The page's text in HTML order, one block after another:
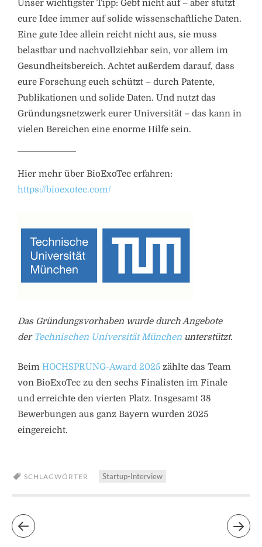
Unser wichtigster Tipp: Gebt nicht auf – aber stützt
eure Idee immer auf solide wissenschaftliche Daten.
Eine gute Idee allein reicht nicht aus, sie muss
belastbar und nachvollziehbar sein, vor allem im
Gesundheitsbereich. Achtet außerdem darauf, dass
eure Forschung euch schützt – durch Patente,
Publikationen und solide Daten. Und nutzt das
Gründungsnetzwerk eurer Universität – das kann in
vielen Bereichen eine enorme Hilfe sein.
Hier mehr über BioExoTec erfahren:
https://bioexotec.com/
Das Gründungsvorhaben wurde durch Angebote
der Technischen Universität München unterstützt.
Beim HOCHSPRUNG-Award 2025 zählte das Team
von BioExoTec zu den sechs Finalisten im Finale
und erreichte den vierten Platz. Insgesamt 38
Bewerbungen aus ganz Bayern wurden 2025
eingereicht.
SCHLAGWÖRTER Startup-Interview